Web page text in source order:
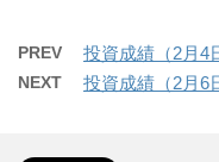
PREV 投資成績（2月4
NEXT 投資成績（2月6